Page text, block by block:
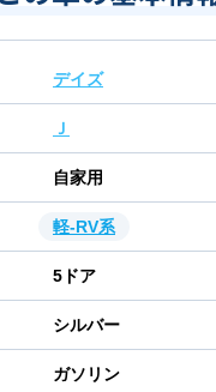
デイズ
Ｊ
自家用
軽-RV系
5 ドア
シルバー
ガソリン